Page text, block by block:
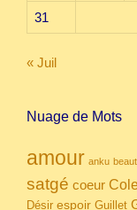
31
« Juil
Nuage de Mots
amour anku
satgé coeur
Désir espoir Guillet